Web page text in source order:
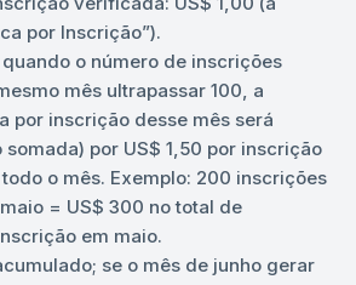
por Inscrição”).
o número de inscrições
mês ultrapassar 100, a
por inscrição desse mês será
somada) por US$ 1,50 por inscrição
o mês. Exemplo: 200 inscrições
= US$ 300 no total de
em maio.
se o mês de junho gerar